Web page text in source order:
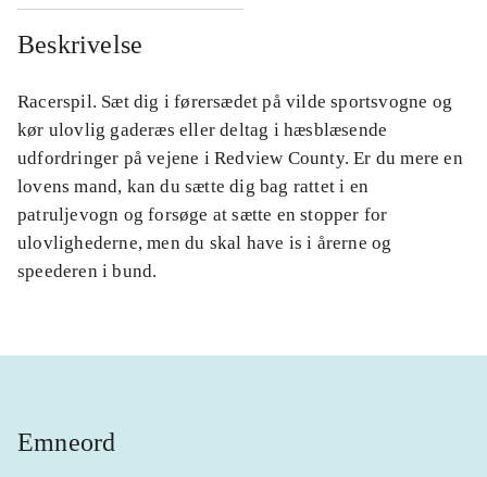
Beskrivelse
Racerspil. Sæt dig i førersædet på vilde sportsvogne og
kør ulovlig gaderæs eller deltag i hæsblæsende
udfordringer på vejene i Redview County. Er du mere en
lovens mand, kan du sætte dig bag rattet i en
patruljevogn og forsøge at sætte en stopper for
ulovlighederne, men du skal have is i årerne og
speederen i bund.
Emneord